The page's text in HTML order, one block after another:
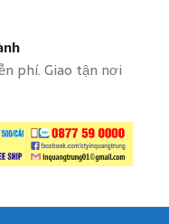
phí. Giao tận nơi